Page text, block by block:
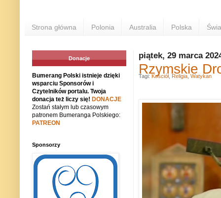
Strona główna Polonia Australia Polska
piątek, 29 marca
Rzymskie
Tagi: Kościół, Religia Watykan
Donacje
Bumerang Polski istnieje dzięki
wsparciu Sponsorów i
Czytelników portalu. Twoja
donacja też liczy się! DONACJE
Zostań stałym lub czasowym
patronem Bumeranga Polskiego:
PATREON
Sponsorzy